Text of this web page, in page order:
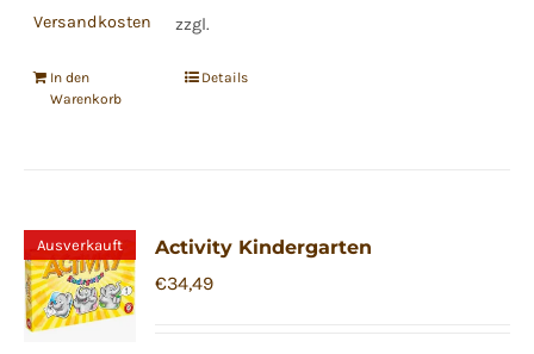
zzgl.
Versandkosten
In den
Warenkorb
Details
Ausverkauft
Activity Kindergarten
€34,49